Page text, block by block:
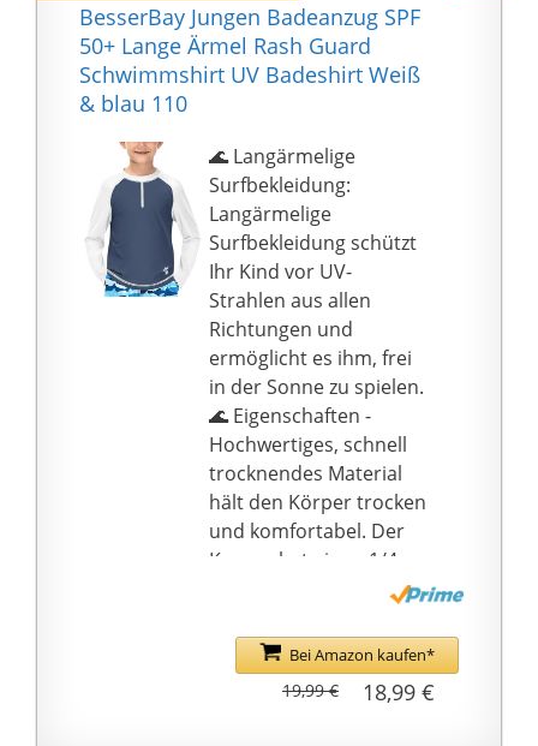
BesserBay Jungen Badeanzug SPF
50+ Lange Ärmel Rash Guard
Schwimmshirt UV Badeshirt Weiß
& blau 110
🌊 Langärmelige
Surfbekleidung:
Langärmelige
Surfbekleidung schützt
Ihr Kind vor UV-
Strahlen aus allen
Richtungen und
ermöglicht es ihm, frei
in der Sonne zu spielen.
🌊 Eigenschaften -
Hochwertiges, schnell
trocknendes Material
hält den Körper trocken
und komfortabel. Der
Kragen hat einen 1/4-
🌊 UPF 50+ - Der
zertifizierte UPF 50+
blockiert 97,29
Bei Amazon kaufen*
18,99 €
19,99 €